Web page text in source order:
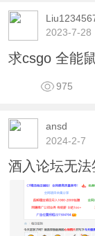
2023-7-28
求csgo 全能
975
ansd
2024-2-7
酒入论坛无法